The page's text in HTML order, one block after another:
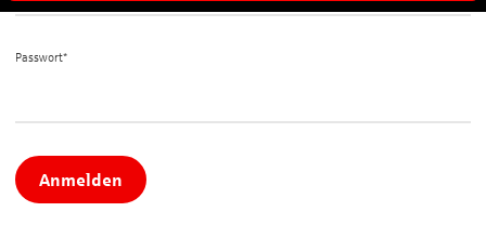
Passwort*
Anmelden